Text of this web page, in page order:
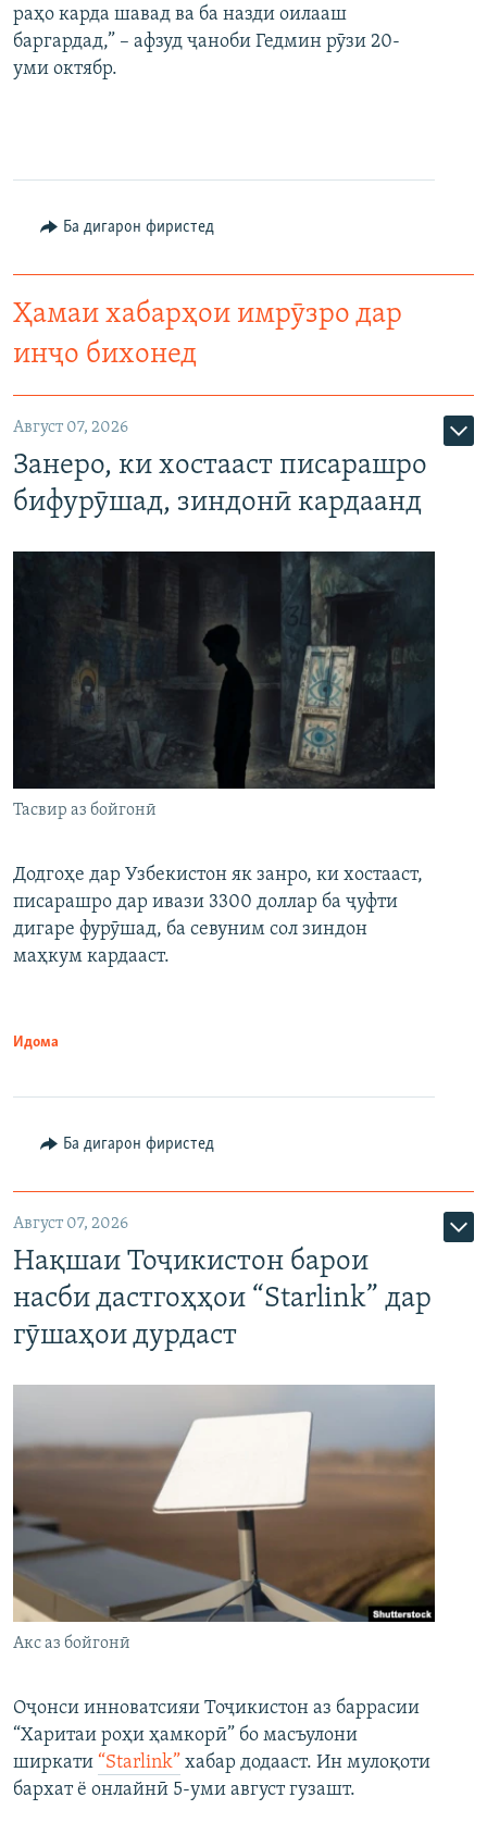
раҳо карда шавад ва ба назди оилааш
баргардад,” – афзуд ҷаноби Гедмин рӯзи 20-
уми октябр.
Ба дигарон фиристед
Ҳамаи хабарҳои имрӯзро дар
инҷо бихонед
Август 07, 2026
Занеро, ки хостааст писарашро
бифурӯшад, зиндонӣ кардаанд
Тасвир аз бойгонӣ
Додгоҳе дар Узбекистон як занро, ки хостааст,
писарашро дар ивази 3300 доллар ба ҷуфти
дигаре фурӯшад, ба севуним сол зиндон
маҳкум кардааст.
Идома
Ба дигарон фиристед
Август 07, 2026
Нақшаи Тоҷикистон барои
насби дастгоҳҳои “Starlink” дар
гӯшаҳои дурдаст
Акс аз бойгонӣ
Оҷонси инноватсияи Тоҷикистон аз баррасии
“Харитаи роҳи ҳамкорӣ” бо масъулони
ширкати “Starlink” хабар додааст. Ин мулоқоти
бархат ё онлайнӣ 5-уми август гузашт.